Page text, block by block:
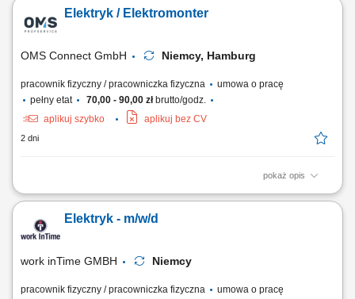
rysunkiem technicznym; Okablowanie modułów oraz wykonywanie
połączeń elektrycznych; Przeprowadzanie testów funkcjonalnych i
Elektryk / Elektromonter
OMS Connect GmbH Niemcy, Hamburg
pracownik fizyczny / pracowniczka fizyczna
umowa o pracę
pełny etat
70,00 - 90,00 złbrutto/godz.
aplikuj szybko
aplikuj bez CV
2 dni
pokaż opis
Opis stanowiska: Sprawdzanie bezpieczeństwa sprzętu elektrycznego
maszyn, złączy, kabli. Używanie mierników do podstawowych
pomiarów. Przejazdy samochodem służbowym do klientów.
Elektryk - m/w/d
work inTime GMBH Niemcy
pracownik fizyczny / pracowniczka fizyczna
umowa o pracę